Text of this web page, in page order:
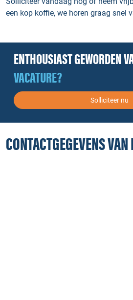
een kop koffie, we horen graag snel
ENTHOUSIAST GEWORDEN
VACATURE?
Solliciteer nu
CONTACTGEGEVENS VAN